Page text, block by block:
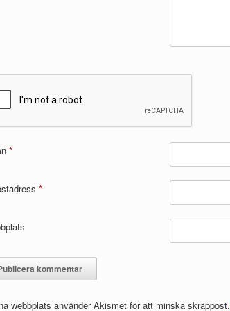
*
*
webbplats använder Akismet för att minska skräppost.